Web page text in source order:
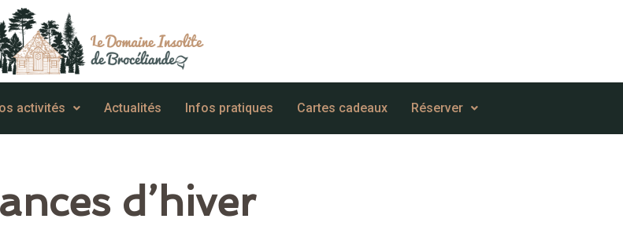
activités Actualités Infos pratiques Cartes cadeaux Réserver
d’hiver